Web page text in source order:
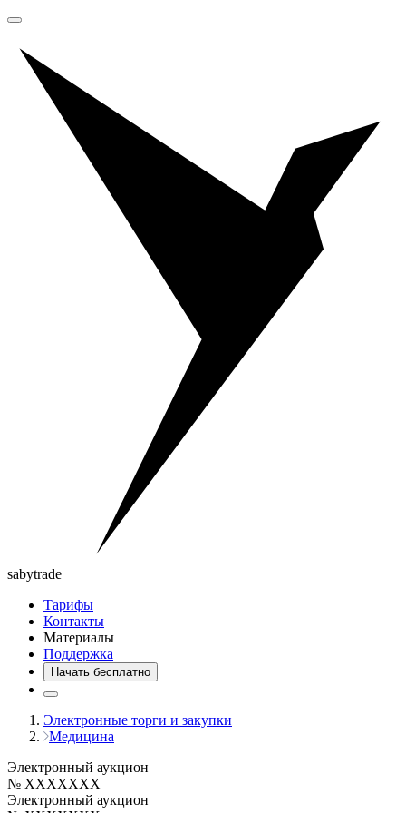
sabytrade
Тарифы
Контакты
Материалы
Поддержка
Начать бесплатно
Электронные торги и закупки
Медицина
Электронный аукцион
№ XXXXXXX
Электронный аукцион